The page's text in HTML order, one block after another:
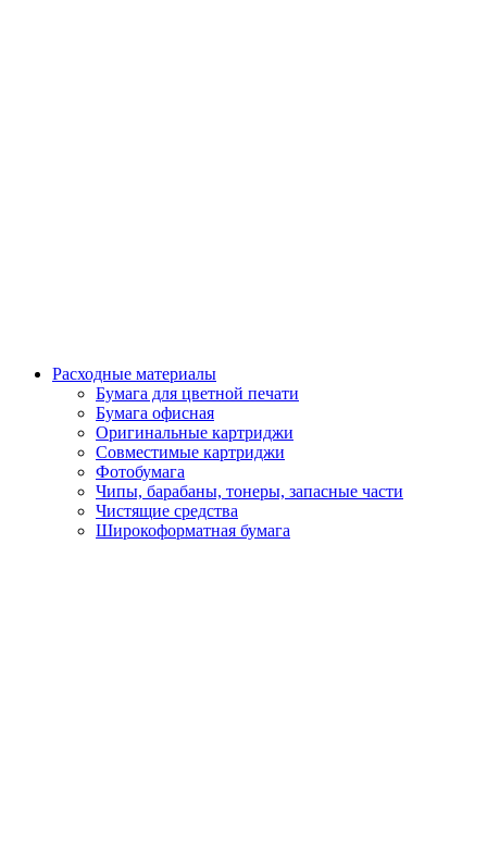
Расходные материалы
Бумага для цветной печати
Бумага офисная
Оригинальные картриджи
Совместимые картриджи
Фотобумага
Чипы, барабаны, тонеры, запасные части
Чистящие средства
Широкоформатная бумага